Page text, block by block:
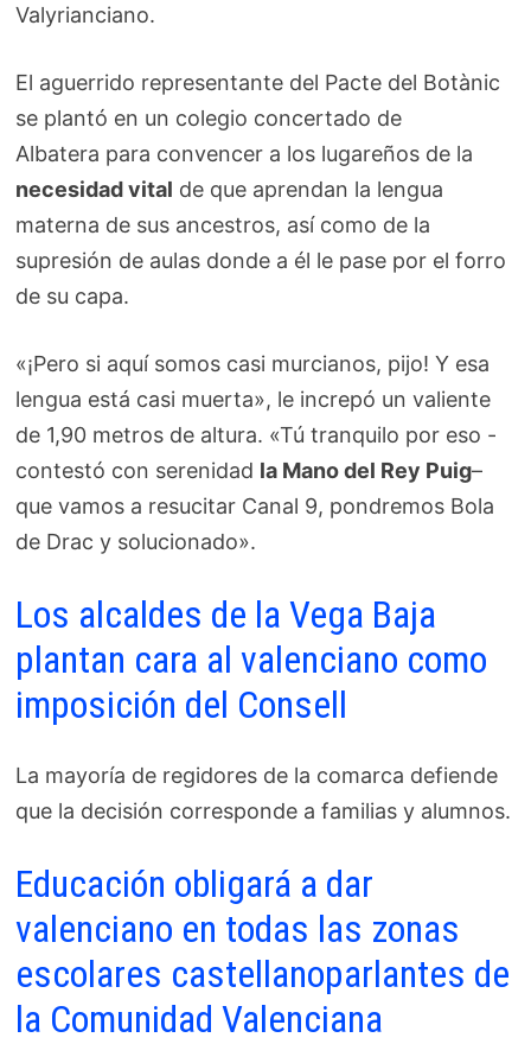
Valyrianciano.
El aguerrido representante del Pacte del Botànic
se plantó en un colegio concertado de
Albatera para convencer a los lugareños de la
necesidad vital de que aprendan la lengua
materna de sus ancestros, así como de la
supresión de aulas donde a él le pase por el forro
de su capa.
«¡Pero si aquí somos casi murcianos, pijo! Y esa
lengua está casi muerta», le increpó un valiente
de 1,90 metros de altura. «Tú tranquilo por eso -
contestó con serenidad la Mano del Rey Puig–
que vamos a resucitar Canal 9, pondremos Bola
de Drac y solucionado».
Los alcaldes de la Vega Baja
plantan cara al valenciano como
imposición del Consell
La mayoría de regidores de la comarca defiende
que la decisión corresponde a familias y alumnos.
Educación obligará a dar
valenciano en todas las zonas
escolares castellanoparlantes de
la Comunidad Valenciana